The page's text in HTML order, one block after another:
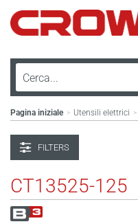
Pagina iniziale > Utensili elettrici >
FILTERS
CT13525-125